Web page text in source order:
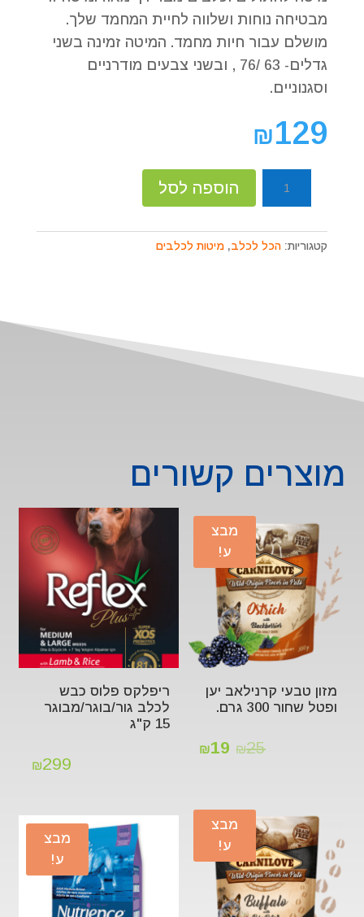
מבטיחה נוחות ושלווה לחיית המחמד שלך.
מושלם עבור חיות מחמד. המיטה זמינה בשני
גדלים- 63 /76 , ובשני צבעים מודרניים
וסגנוניים.
₪129
קומפורט
הוספה לסל
קטגוריות: הכל לכלב, מיטות לכלבים
מוצרים קשורים
מבצ
ע!
מזון טבעי קרנילאב יען
ופטל שחור 300 גרם.
₪25
₪19
ריפלקס פלוס כבש
לכלב גור/בוגר/מבוגר
15 ק"ג
₪299
מבצ
ע!
מבצ
ע!